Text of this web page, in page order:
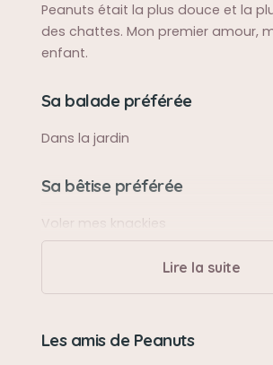
Peanuts était la plus douce et la
des chattes. Mon premier amour,
enfant.
Sa balade préférée
Dans la jardin
Sa bêtise préférée
Voler mes knackies
les autres
Lire la suite
Les amis de Peanuts